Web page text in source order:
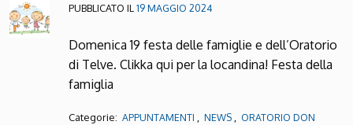
PUBBLICATO IL 19 MAGGIO 2024
Domenica 19 festa delle famiglie e dell’Oratorio
di Telve. Clikka qui per la locandina! Festa della
famiglia
Categorie: APPUNTAMENTI NEWS
ORATORIO DON